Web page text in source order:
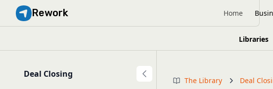
Rework Home
Libraries
Deal Closing
The Library Deal